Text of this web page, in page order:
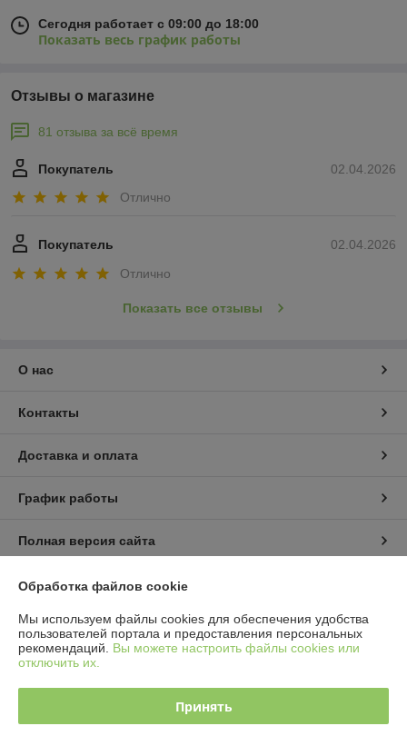
Сегодня работает с 09:00 до 18:00
Показать весь график работы
Отзывы о магазине
81 отзыва за всё время
02.04.2026
Покупатель
Отлично
02.04.2026
Покупатель
Отлично
Показать все отзывы
О нас
Контакты
Доставка и оплата
График работы
Полная версия сайта
Политика обработки cookies
Сайт создан на платформе Deal.by
Обработка файлов cookie
Мы используем файлы cookies для обеспечения удобства
пользователей портала и предоставления персональных
рекомендаций. Вы можете настроить файлы cookies или
отключить их.
Принять